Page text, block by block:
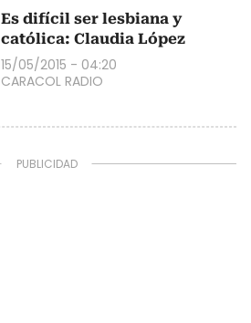
Es difícil ser lesbiana y
católica: Claudia López
15/05/2015 - 04:20
CARACOL RADIO